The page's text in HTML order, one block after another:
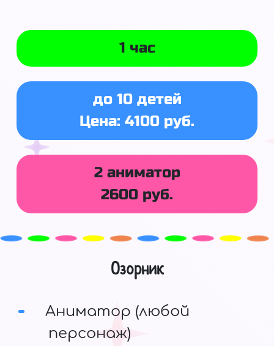
1 час
до 10 детей
Цена: 4100 руб.
2 аниматор
2600 руб.
Озорник
Аниматор (любой
персонаж)